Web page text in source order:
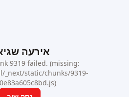
אירעה שגיאה
chunk 9319 failed. (missing:
hbs.co.il/_next/static/chunks/9319-
6b010e83a605c8bd.js)